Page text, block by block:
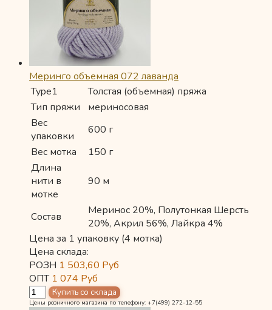
Меринго объемная 072 лаванда
Type1
Толстая (объемная) пряжа
Тип пряжи
мериносовая
Вес
упаковки
600 г
Вес мотка
150 г
Длина
нити в
мотке
90 м
Состав
Меринос 20%, Полутонкая Шерсть
20%, Акрил 56%, Лайкра 4%
Цена за 1 упаковку (4 мотка)
Цена склада:
РОЗН 1 503,60 Руб
ОПТ 1 074 Руб
Цены розничного магазина по телефону: +7(499) 272-12-55